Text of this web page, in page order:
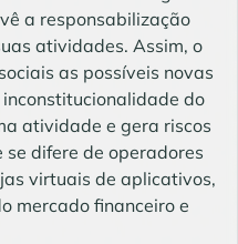
a responsabilização
atividades. Assim, o
as possíveis novas
do
atividade e gera riscos
difere de operadores
virtuais de aplicativos,
mercado financeiro e